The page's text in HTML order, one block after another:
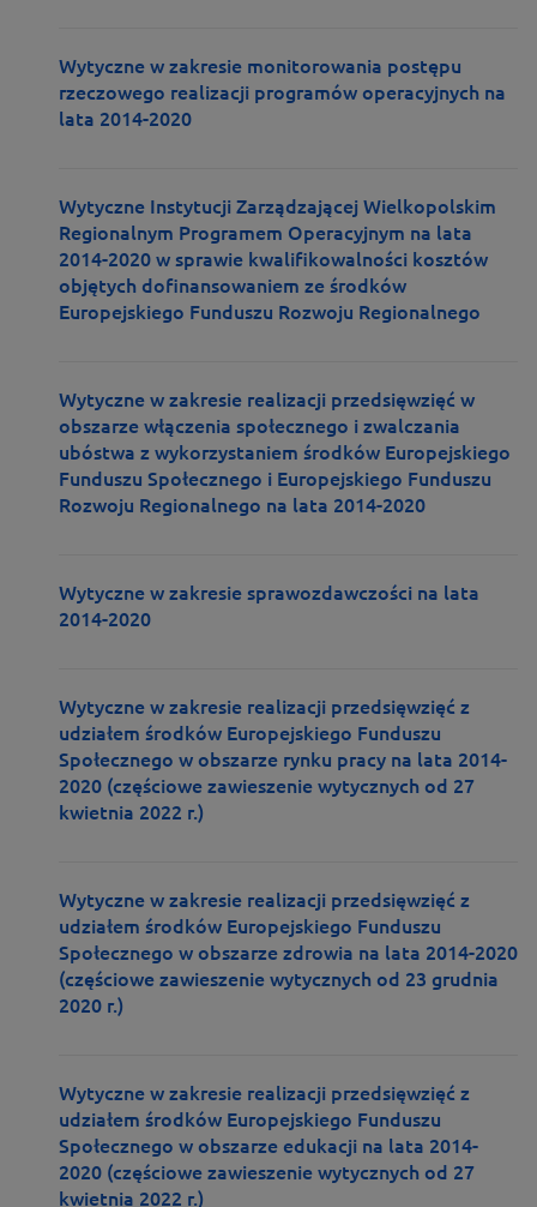
Wytyczne w zakresie monitorowania postępu
rzeczowego realizacji programów operacyjnych na
lata 2014-2020
Wytyczne Instytucji Zarządzającej Wielkopolskim
Regionalnym Programem Operacyjnym na lata
2014-2020 w sprawie kwalifikowalności kosztów
objętych dofinansowaniem ze środków
Europejskiego Funduszu Rozwoju Regionalnego
Wytyczne w zakresie realizacji przedsięwzięć w
obszarze włączenia społecznego i zwalczania
ubóstwa z wykorzystaniem środków Europejskiego
Funduszu Społecznego i Europejskiego Funduszu
Rozwoju Regionalnego na lata 2014-2020
Wytyczne w zakresie sprawozdawczości na lata
2014-2020
Wytyczne w zakresie realizacji przedsięwzięć z
udziałem środków Europejskiego Funduszu
Społecznego w obszarze rynku pracy na lata 2014-
2020 (częściowe zawieszenie wytycznych od 27
kwietnia 2022 r.)
Wytyczne w zakresie realizacji przedsięwzięć z
udziałem środków Europejskiego Funduszu
Społecznego w obszarze zdrowia na lata 2014-2020
(częściowe zawieszenie wytycznych od 23 grudnia
2020 r.)
Wytyczne w zakresie realizacji przedsięwzięć z
udziałem środków Europejskiego Funduszu
Społecznego w obszarze edukacji na lata 2014-
2020 (częściowe zawieszenie wytycznych od 27
kwietnia 2022 r.)